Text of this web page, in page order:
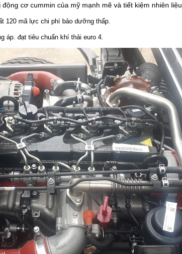
cơ cummin của mỹ mạnh mẽ và tiết kiệm nhiên liệu
120 mã lực chi phí bảo dưỡng thấp.
áp. đạt tiêu chuẩn khí thải euro 4.